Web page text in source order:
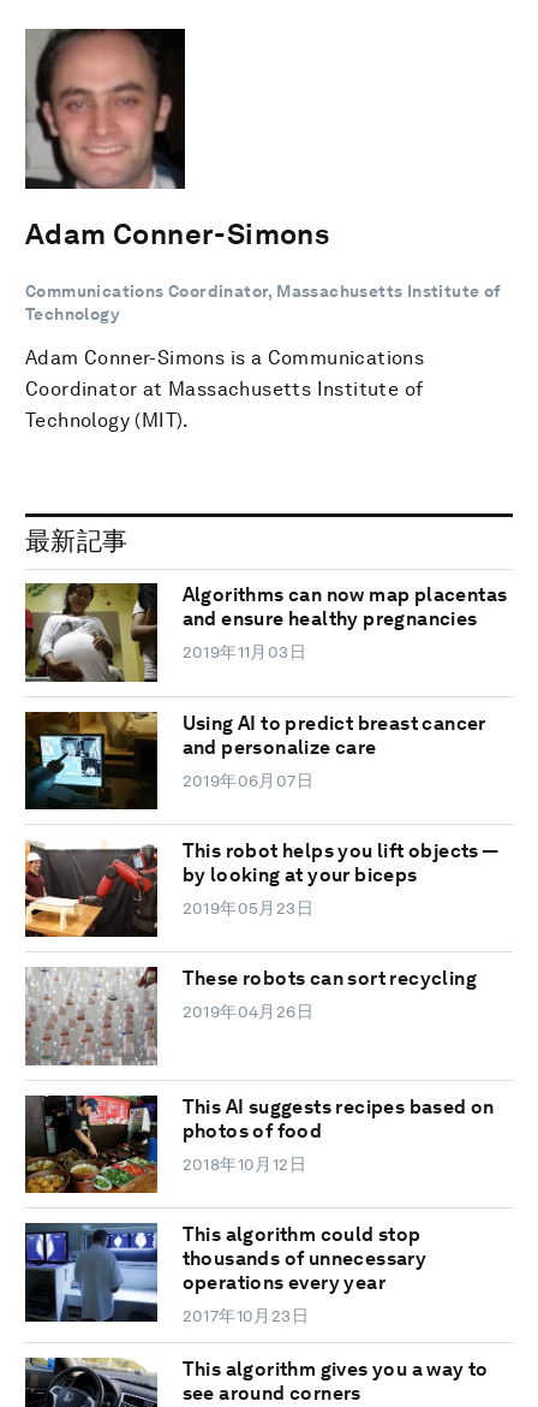
Adam Conner-Simons
Communications Coordinator, Massachusetts Institute of
Technology
Adam Conner-Simons is a Communications
Coordinator at Massachusetts Institute of
Technology (MIT).
最新記事
Algorithms can now map placentas
and ensure healthy pregnancies
2019年11月03日
Using AI to predict breast cancer
and personalize care
2019年06月07日
This robot helps you lift objects —
by looking at your biceps
2019年05月23日
These robots can sort recycling
2019年04月26日
This AI suggests recipes based on
photos of food
2018年10月12日
This algorithm could stop
thousands of unnecessary
operations every year
2017年10月23日
This algorithm gives you a way to
see around corners